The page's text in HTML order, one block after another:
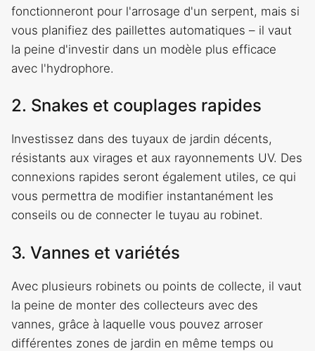
fonctionneront pour l'arrosage d'un serpent, mais si
vous planifiez des paillettes automatiques – il vaut
la peine d'investir dans un modèle plus efficace
avec l'hydrophore.
2. Snakes et couplages rapides
Investissez dans des tuyaux de jardin décents,
résistants aux virages et aux rayonnements UV. Des
connexions rapides seront également utiles, ce qui
vous permettra de modifier instantanément les
conseils ou de connecter le tuyau au robinet.
3. Vannes et variétés
Avec plusieurs robinets ou points de collecte, il vaut
la peine de monter des collecteurs avec des
vannes, grâce à laquelle vous pouvez arroser
différentes zones de jardin en même temps ou